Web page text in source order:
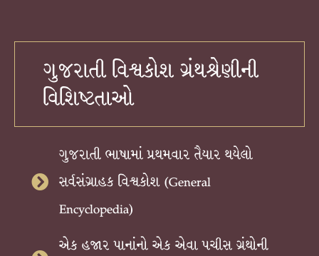
ગુજરાતી વિશ્વકોશ ગ્રંથશ્રેણીની
વિશિષ્ટતાઓ
ગુજરાતી ભાષામાં પ્રથમવાર તૈયાર થયેલો
સર્વસંગ્રાહક વિશ્વકોશ (General
Encyclopedia)
એક હજાર પાનાંનો એક એવા પચીસ ગ્રંથોની